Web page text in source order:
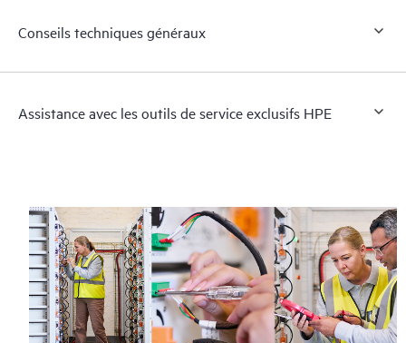
Conseils techniques généraux
Assistance avec les outils de service exclusifs HPE